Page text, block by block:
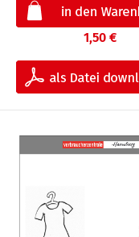
1,50 €